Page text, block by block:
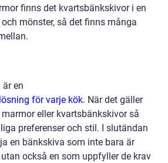
finns det kvartsbänkskivor i en
mönster, så det finns många
är en
för varje kök. När det gäller
eller kvartsbänkskivor så
preferenser och stil. I slutändan
en bänkskiva som inte bara är
också en som uppfyller de krav